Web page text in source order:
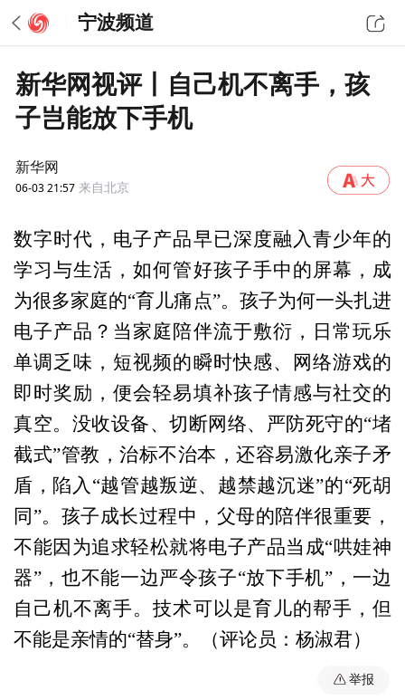
宁波频道
新华网视评丨自己机不离手，孩
子岂能放下手机
新华网
06-03 21:57 来自北京
数字时代，电子产品早已深度融入青少年的
学习与生活，如何管好孩子手中的屏幕，成
为很多家庭的“育儿痛点”。孩子为何一头扎进
电子产品？当家庭陪伴流于敷衍，日常玩乐
单调乏味，短视频的瞬时快感、网络游戏的
即时奖励，便会轻易填补孩子情感与社交的
真空。没收设备、切断网络、严防死守的“堵
截式”管教，治标不治本，还容易激化亲子矛
盾，陷入“越管越叛逆、越禁越沉迷”的“死胡
同”。孩子成长过程中，父母的陪伴很重要，
不能因为追求轻松就将电子产品当成“哄娃神
器”，也不能一边严令孩子“放下手机”，一边
自己机不离手。技术可以是育儿的帮手，但
不能是亲情的“替身”。（评论员：杨淑君）
举报